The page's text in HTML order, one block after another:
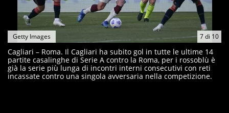
7di 10
Getty Images
Cagliari – Roma. Il Cagliari ha subito gol in tutte le ultime 14
partite casalinghe di Serie A contro la Roma, per i rossoblù è
già la serie più lunga di incontri interni consecutivi con reti
incassate contro una singola avversaria nella competizione.